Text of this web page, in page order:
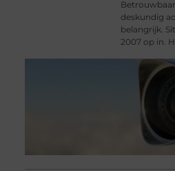
deskundig
belangrijk.
2007 op in.